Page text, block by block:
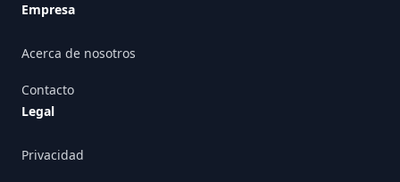
Empresa
Acerca de nosotros
Contacto
Legal
Privacidad